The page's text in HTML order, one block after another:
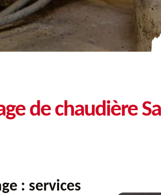
de chaudière
: services